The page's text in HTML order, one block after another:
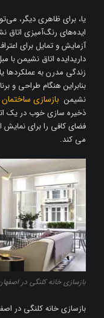
یا، برای ظاهری دیگر،
ایده‌های رنگ‌آمیزی اتاق
زندگی مدرن به عملکردها
بنابراین هنگام طراحی و
نشیمن بازسازی
ذخیره سازی خوب در یک
فضای کافی را برای نمایش
می کند.
بازسازی خانه کلنگی در
بازسازی خانه کلنگی در